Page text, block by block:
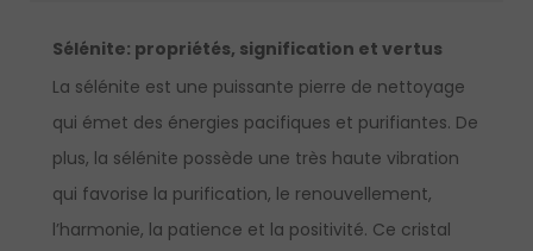
Sélénite: propriétés, signification et vertus
La sélénite est une puissante pierre de nettoyage
qui émet des énergies pacifiques et purifiantes. De
plus, la sélénite possède une très haute vibration
qui favorise la purification, le renouvellement,
l’harmonie, la patience et la positivité. Ce cristal